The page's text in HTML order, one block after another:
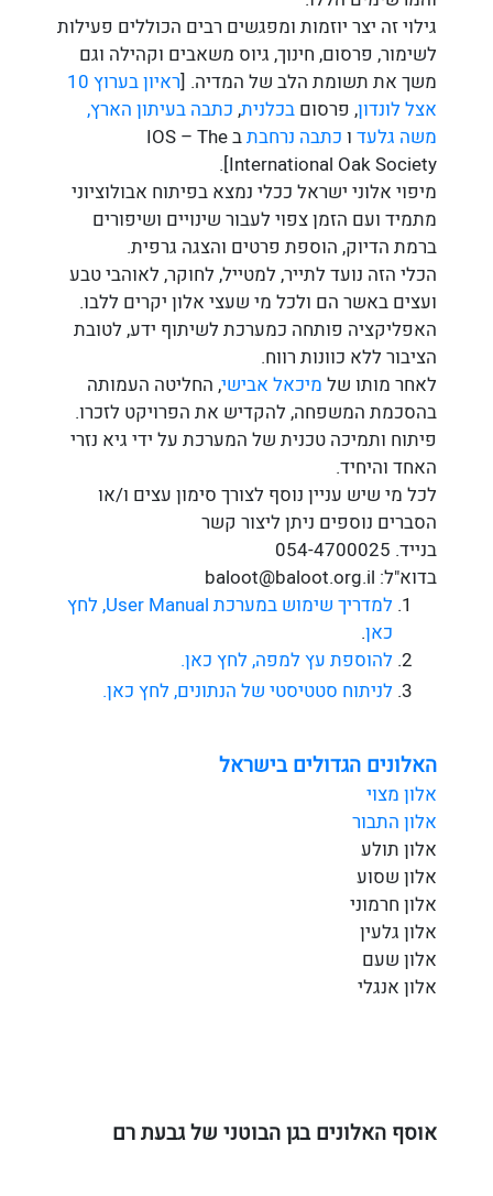
גילוי זה יצר יוזמות ומפגשים רבים הכוללים פעילות
לשימור, פרסום, חינוך, גיוס משאבים וקהילה וגם
משך את תשומת הלב של המדיה. [
ראיון בערוץ 10
אצל לונדון, פרסוםבכלנית, כתבה בעיתון הארץ,
משה גלעד ו כתבה נרחבת
ב IOS – The
International Oak Society].
מיפוי אלוני ישראל ככלי נמצא בפיתוח אבולוציוני
מתמיד ועם הזמן צפוי לעבור שינויים ושיפורים
ברמת הדיוק, הוספת פרטים והצגה גרפית.
הכלי הזה נועד לתייר, למטייל, לחוקר, לאוהבי טבע
ועצים באשר הם ולכל מי שעצי אלון יקרים ללבו.
האפליקציה פותחה כמערכת לשיתוף ידע, לטובת
הציבור ללא כוונות רווח.
לאחר מותו של מיכאל אבישי, החליטה העמותה
בהסכמת המשפחה, להקדיש את הפרויקט לזכרו.
פיתוח ותמיכה טכנית של המערכת על ידי גיא נזרי
האחד והיחיד.
לכל מי שיש עניין נוסף לצורך סימון עצים ו/או
הסברים נוספים ניתן ליצור קשר
בנייד. 054-4700025
בדוא"ל: baloot@baloot.org.il
למדריך שימוש במערכת User Manual, לחץ
כאן.
להוספת עץ למפה, לחץ כאן.
לניתוח סטטיסטי של הנתונים, לחץ כאן.
האלונים הגדולים בישראל
אלון מצוי
אלון התבור
אלון תולע
אלון שסוע
אלון חרמוני
אלון גלעין
אלון שעם
אלון אנגלי
אוסף האלונים בגן הבוטני של גבעת רם